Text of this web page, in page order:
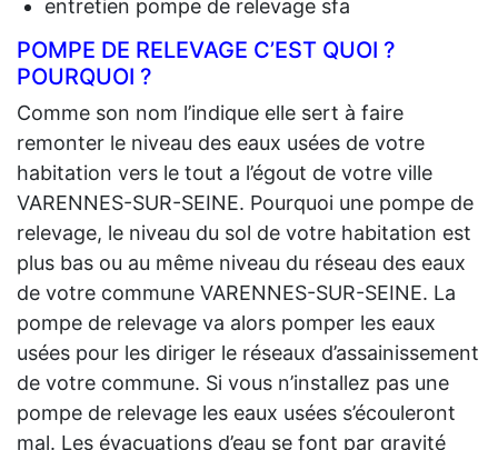
entretien pompe de relevage sfa
POMPE DE RELEVAGE C’EST QUOI ?
POURQUOI ?
Comme son nom l’indique elle sert à faire
remonter le niveau des eaux usées de votre
habitation vers le tout a l’égout de votre ville
VARENNES-SUR-SEINE. Pourquoi une pompe de
relevage, le niveau du sol de votre habitation est
plus bas ou au même niveau du réseau des eaux
de votre commune VARENNES-SUR-SEINE. La
pompe de relevage va alors pomper les eaux
usées pour les diriger le réseaux d’assainissement
de votre commune. Si vous n’installez pas une
pompe de relevage les eaux usées s’écouleront
mal. Les évacuations d’eau se font par gravité